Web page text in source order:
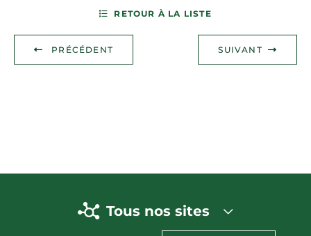
PRÉCÉDENT
RETOUR À LA LISTE
SUIVANT
Tous nos sites